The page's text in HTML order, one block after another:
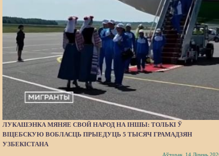
ЛУКАШЭНКА МЯНЯЕ СВОЙ НАРОД НА ІНШЫ: ТОЛЬКІ Ў
ВІЦЕБСКУЮ ВОБЛАСЦЬ ПРЫЕДУЦЬ 5 ТЫСЯЧ ГРАМАДЗЯН
УЗБЕКІСТАНА
Аўторак, 14 Ліпень